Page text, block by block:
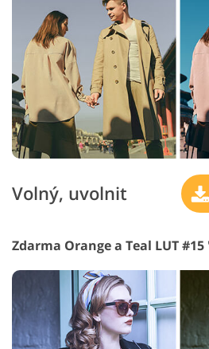
Volný, uvolnit
Zdarma Orange a Teal LUT